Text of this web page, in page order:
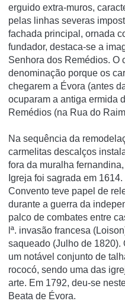
erguido extra-muros,
pelas linhas severas
fachada principal, ornada
fundador, destaca-se a
Senhora dos Remédios. O
denominação porque os
chegarem a Évora (antes
ocuparam a antiga ermida
Remédios (na Rua do
Na sequência da
carmelitas descalços
fora da muralha
Igreja foi sagrada em
Convento teve papel de
durante a guerra da
palco de combates entre
lª. invasão francesa
saqueado (Julho de 1820).
um notável conjunto de
rococó, sendo uma das
arte. Em 1792, deu-se
Beata de Évora.